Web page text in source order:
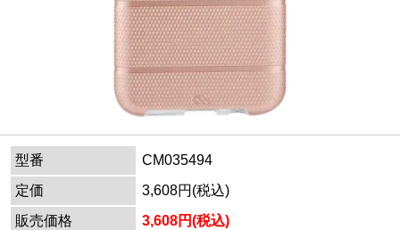
型番
CM035494
定価
3,608円(税込)
販売価格
3,608円(税込)